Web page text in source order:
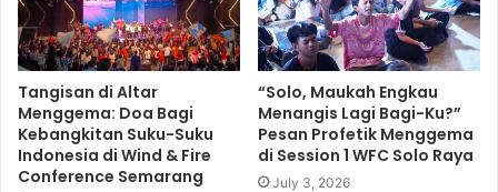
Tangisan di Altar
Menggema: Doa Bagi
Kebangkitan Suku-Suku
Indonesia di Wind & Fire
Conference Semarang
“Solo, Maukah Engkau
Menangis Lagi Bagi-Ku?”
Pesan Profetik Menggema
di Session 1 WFC Solo Raya
July 3, 2026